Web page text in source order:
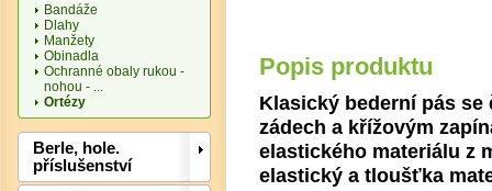
Bandáže
Dlahy
Manžety
Obinadla
Ochranné obaly rukou -
nohou - ...
Ortézy
Berle, hole.
příslušenství
Popis produktu
Klasický bederní pás
zádech a křížovým
elastického materiálu z
elastický a tloušťka